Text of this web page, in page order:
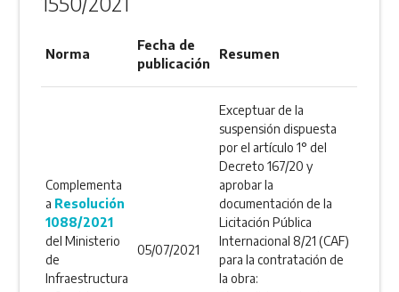
Norma
Fecha de
publicación
Resumen
Complementa
a Resolución
1088/2021
del Ministerio
de
Infraestructura
05/07/2021
Exceptuar de la
suspensión dispuesta
por el artículo 1° del
Decreto 167/20 y
aprobar la
documentación de la
Licitación Pública
Internacional 8/21 (CAF)
para la contratación de
la obra: